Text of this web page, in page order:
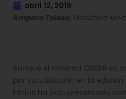
abril 12, 2019
Amparo Tolosa, Genética
Aunque el sistema CRISPR
por su utilización en la
inicios ha sido presentado